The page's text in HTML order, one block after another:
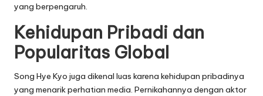
yang berpengaruh.
Kehidupan Pribadi dan
Popularitas Global
Song Hye Kyo juga dikenal luas karena kehidupan pribadinya
yang menarik perhatian media. Pernikahannya dengan aktor